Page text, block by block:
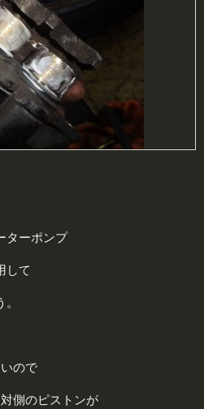
ターポンプ
して
ので
側のピストンが